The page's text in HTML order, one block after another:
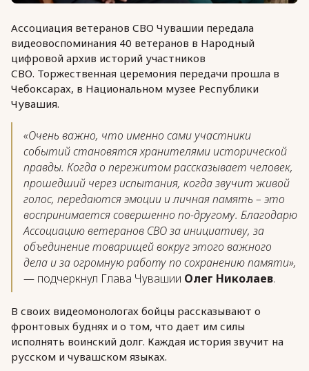
Ассоциация ветеранов СВО Чувашии передала
видеовоспоминания 40 ветеранов в Народный
цифровой архив историй участников
СВО. Торжественная церемония передачи прошла в
Чебоксарах, в Национальном музее Республики
Чувашия.
«Очень важно, что именно сами участники
событий становятся хранителями исторической
правды. Когда о пережитом рассказывает человек,
прошедший через испытания, когда звучит живой
голос, передаются эмоции и личная память – это
воспринимается совершенно по-другому. Благодарю
Ассоциацию ветеранов СВО за инициативу, за
объединение товарищей вокруг этого важного
дела и за огромную работу по сохранению памяти»,
— подчеркнул Глава Чувашии Олег Николаев.
В своих видеомонологах бойцы рассказывают о
фронтовых буднях и о том, что дает им силы
исполнять воинский долг. Каждая история звучит на
русском и чувашском языках.